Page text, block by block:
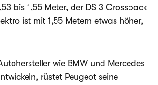
bis 1,55 Meter, der DS 3 Crossback
ist mit 1,55 Metern etwas höher,
wie BMW und Mercedes
rüstet Peugeot seine